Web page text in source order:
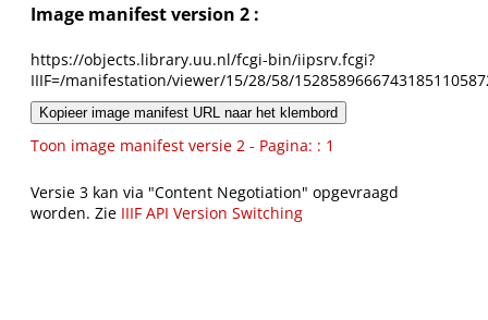
Image manifest version 2 :
https://objects.library.uu.nl/fcgi-bin/iipsrv.fcgi?
IIIF=/manifestation/viewer/15/28/58/
Kopieer image manifest URL naar het klembord
Toon image manifest versie 2 - Pagina: : 1
Versie 3 kan via "Content Negotiation" opgevraagd
worden. Zie IIIF API Version Switching